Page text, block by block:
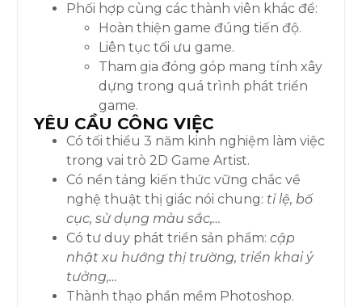
Phối hợp cùng các thành viên khác để:
Hoàn thiện game đúng tiến độ.
Liên tục tối ưu game.
Tham gia đóng góp mang tính xây
dựng trong quá trình phát triển
game.
YÊU CẦU CÔNG VIỆC
Có tối thiểu 3 năm kinh nghiệm làm việc
trong vai trò 2D Game Artist.
Có nền tảng kiến thức vững chắc về
nghệ thuật thị giác nói chung: tỉ lệ, bố
cục, sử dụng màu sắc,…
Có tư duy phát triển sản phẩm:cập
nhật xu hướng thị trường, triển khai ý
tưởng,…
Thành thạo phần mềm Photoshop.